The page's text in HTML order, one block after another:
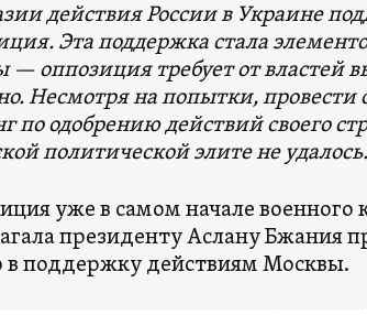
действия России в Украине
Эта поддержка стала
— оппозиция требует от властей
Несмотря на попытки,
по одобрению действий своего
политической элите не удалось.
уже в самом начале военного
президенту Аслану Бжания
в поддержку действиям Москвы.